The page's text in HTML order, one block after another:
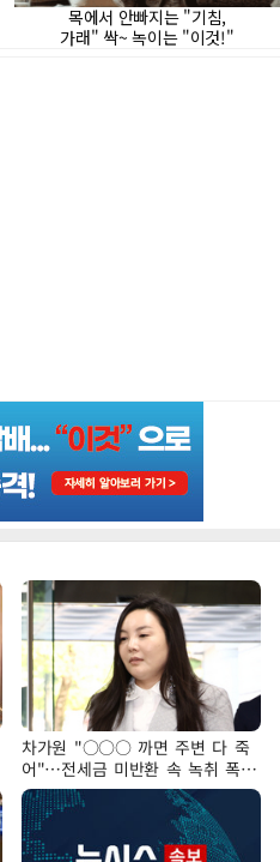
차가원 "○○○ 까면 주변 다 죽
어"…전세금 미반환 속 녹취 폭로
파장